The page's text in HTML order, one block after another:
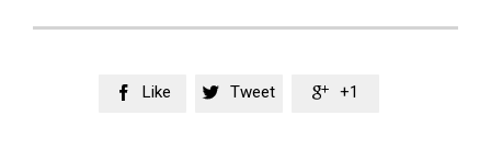
 Like  Tweet  +1